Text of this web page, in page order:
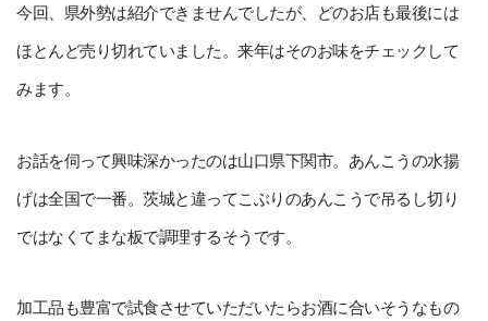
今回、県外勢は紹介できませんでしたが、どのお店も最後には
ほとんど売り切れていました。来年はそのお味をチェックして
みます。
お話を伺って興味深かったのは山口県下関市。あんこうの水揚
げは全国で一番。茨城と違ってこぶりのあんこうで吊るし切り
ではなくてまな板で調理するそうです。
加工品も豊富で試食させていただいたらお酒に合いそうなもの